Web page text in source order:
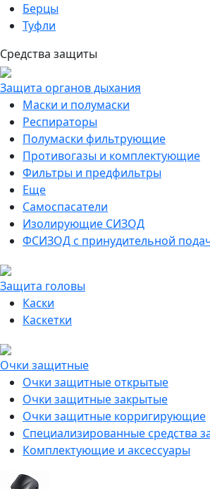
Берцы
Туфли
Средства защиты
Защита органов дыхания
Маски и полумаски
Респираторы
Полумаски фильтрующие
Противогазы и комплектующие
Фильтры и предфильтры
Еще
Самоспасатели
Изолирующие СИЗОД
ФСИЗОД с принудительной
Защита головы
Каски
Каскетки
Очки защитные
Очки защитные открытые
Очки защитные закрытые
Очки защитные корригирующие
Специализированные средства
Комплектующие и аксессуары